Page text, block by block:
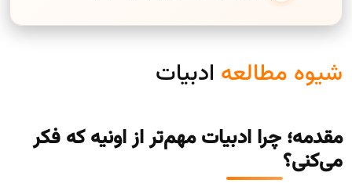
شیوه مطالعه ادبیات
مقدمه؛ چرا ادبیات مهم‌تر از اونیه که فکر
می‌کنی؟